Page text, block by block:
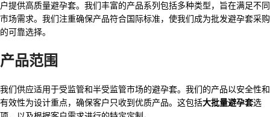
户提供高质量避孕套。我们丰富的产品系列包括多种类型，旨在满足不同
市场需求。我们注重确保产品符合国际标准，使我们成为批发避孕套采购
的可靠选择。
产品范围
我们供应适用于受监管和半受监管市场的避孕套。我们的产品以安全性和
有效性为设计重点，确保客户只收到优质产品。这包括大批量避孕套选